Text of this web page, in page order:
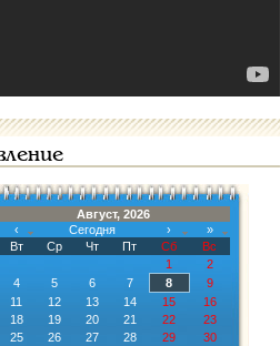
Август, 2026
‹ Сегодня ›
»
Вт Ср Чт Пт Сб
Вс
1
2
4 5 6 7 8
9
11 12 13 14 15
16
18 19 20 21 22
23
25 26 27 28 29
30